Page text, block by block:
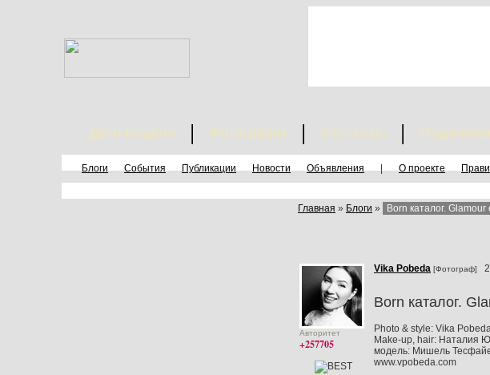
Дети модели Фотографы Стилисты
Блоги События Публикации Новости Объявления | О проекте
Главная » Блоги » Born каталог.
Авторитет
+257705
Vika Pobeda [Фотограф]
Born каталог.
Photo & style: Vika
Make-up, hair: Наталия
модель: Мишель
www.vpobeda.com